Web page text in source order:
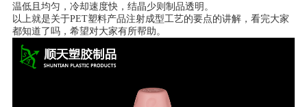
温低且均匀，冷却速度快，结晶少则制品透明。
以上就是关于PET塑料产品注射成型工艺的要点的讲解，看完大家
都知道了吗，希望对大家有所帮助。